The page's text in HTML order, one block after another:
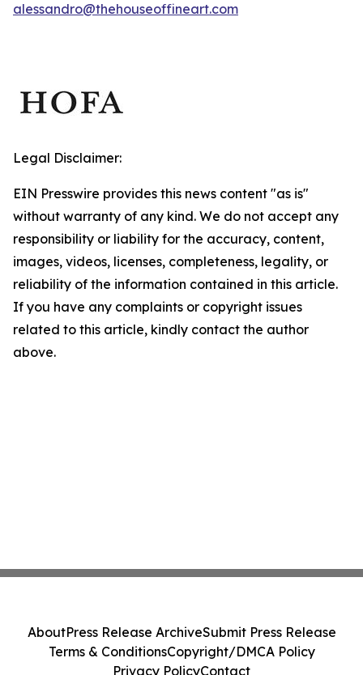
alessandro@thehouseoffineart.com
Legal Disclaimer:
EIN Presswire provides this news content "as is"
without warranty of any kind. We do not accept any
responsibility or liability for the accuracy, content,
images, videos, licenses, completeness, legality, or
reliability of the information contained in this article.
If you have any complaints or copyright issues
related to this article, kindly contact the author
above.
AboutPress Release ArchiveSubmit Press Release
Terms & ConditionsCopyright/DMCA Policy
Privacy PolicyContact